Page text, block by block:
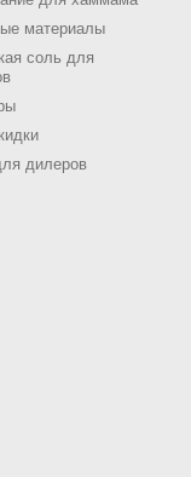
материалы
соль для
дилеров